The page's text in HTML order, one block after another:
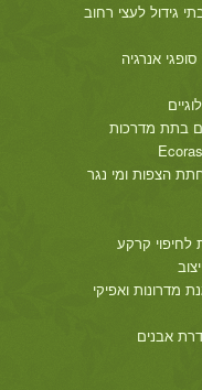
בתת מדרכות
הצפות ומי נגר
לחיפוי קרקע
מדרונות ואפיקי
אבנים